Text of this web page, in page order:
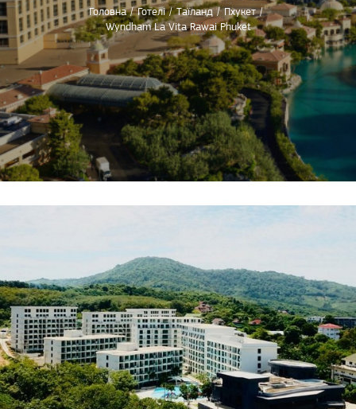
Головна / Готелі / Таїланд / Пхукет /
Wyndham La Vita Rawai Phuket